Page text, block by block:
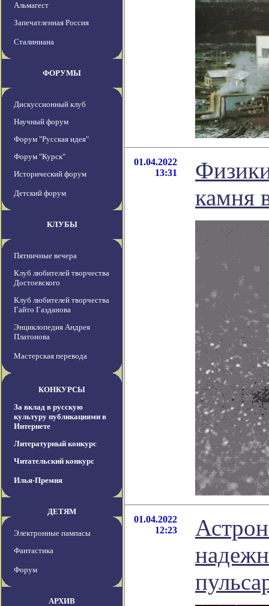
Альмагест
Запечатленная Россия
Сталиниана
ФОРУМЫ
Дискуссионный клуб
Научный форум
Форум "Русская идея"
Форум "Курск"
Исторический форум
Детский форум
КЛУБЫ
Пятничные вечера
Клуб любителей творчества
Достоевского
Клуб любителей творчества
Гайто Газданова
Энциклопедия Андрея
Платонова
Мастерская перевода
КОНКУРСЫ
За вклад в русскую
культуру публикациями в
Интернете
Литературный конкурс
Читательский конкурс
Илья-Премия
ДЕТЯМ
Электронные пампасы
Фантастика
Форум
АРХИВ
01.04.2022
13:31
камня
01.04.2022
12:23